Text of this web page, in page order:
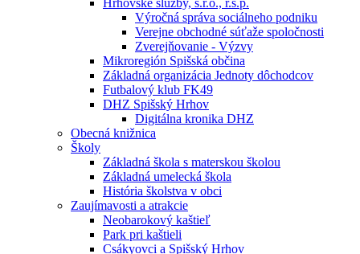
Hrhovské služby, s.r.o., r.s.p.
Výročná správa sociálneho podniku
Verejne obchodné súťaže spoločnosti
Zverejňovanie - Výzvy
Mikroregión Spišská občina
Základná organizácia Jednoty dôchodcov
Futbalový klub FK49
DHZ Spišský Hrhov
Digitálna kronika DHZ
Obecná knižnica
Školy
Základná škola s materskou školou
Základná umelecká škola
História školstva v obci
Zaujímavosti a atrakcie
Neobarokový kaštieľ
Park pri kaštieli
Csákyovci a Spišský Hrhov